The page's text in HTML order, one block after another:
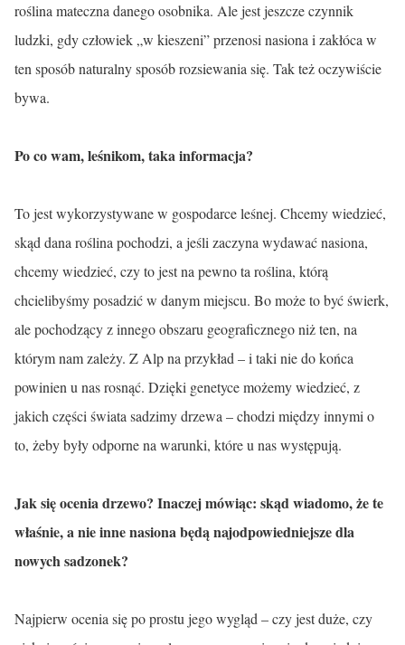
roślina mateczna danego osobnika. Ale jest jeszcze czynnik
ludzki, gdy człowiek „w kieszeni” przenosi nasiona i zakłóca w
ten sposób naturalny sposób rozsiewania się. Tak też oczywiście
bywa.
Po co wam, leśnikom, taka informacja?
To jest wykorzystywane w gospodarce leśnej. Chcemy wiedzieć,
skąd dana roślina pochodzi, a jeśli zaczyna wydawać nasiona,
chcemy wiedzieć, czy to jest na pewno ta roślina, którą
chcielibyśmy posadzić w danym miejscu. Bo może to być świerk,
ale pochodzący z innego obszaru geograficznego niż ten, na
którym nam zależy. Z Alp na przykład – i taki nie do końca
powinien u nas rosnąć. Dzięki genetyce możemy wiedzieć, z
jakich części świata sadzimy drzewa – chodzi między innymi o
to, żeby były odporne na warunki, które u nas występują.
Jak się ocenia drzewo? Inaczej mówiąc: skąd wiadomo, że te
właśnie, a nie inne nasiona będą najodpowiedniejsze dla
nowych sadzonek?
Najpierw ocenia się po prostu jego wygląd – czy jest duże, czy